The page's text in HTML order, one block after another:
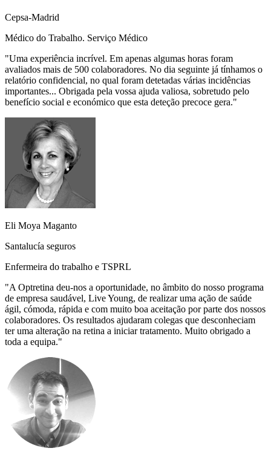
Cepsa-Madrid
Médico do Trabalho. Serviço Médico
"Uma experiência incrível. Em apenas algumas horas foram
avaliados mais de 500 colaboradores. No dia seguinte já tínhamos o
relatório confidencial, no qual foram detetadas várias incidências
importantes... Obrigada pela vossa ajuda valiosa, sobretudo pelo
benefício social e económico que esta deteção precoce gera."
Eli Moya Maganto
Santalucía seguros
Enfermeira do trabalho e TSPRL
"A Optretina deu-nos a oportunidade, no âmbito do nosso programa
de empresa saudável, Live Young, de realizar uma ação de saúde
ágil, cómoda, rápida e com muito boa aceitação por parte dos nossos
colaboradores. Os resultados ajudaram colegas que desconheciam
ter uma alteração na retina a iniciar tratamento. Muito obrigado a
toda a equipa."